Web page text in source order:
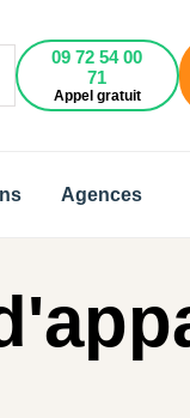
09 72 54 00
71
Appel gratuit
Agences